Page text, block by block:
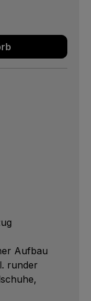
Wert
Aufbau
runder